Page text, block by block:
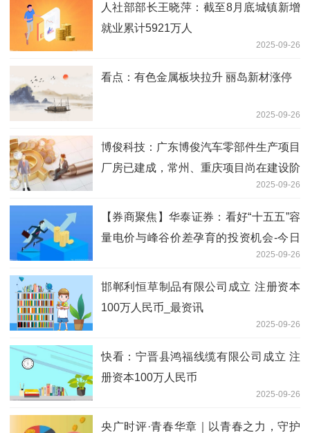
人社部部长王晓萍：截至8月底城镇新增
就业累计5921万人
2025-09-26
看点：有色金属板块拉升 丽岛新材涨停
2025-09-26
博俊科技：广东博俊汽车零部件生产项目
厂房已建成，常州、重庆项目尚在建设阶
2025-09-26
【券商聚焦】华泰证券：看好“十五五”容
量电价与峰谷价差孕育的投资机会-今日
2025-09-26
邯郸利恒草制品有限公司成立 注册资本
100万人民币_最资讯
2025-09-26
快看：宁晋县鸿福线缆有限公司成立 注
册资本100万人民币
2025-09-26
央广时评·青春华章｜以青春之力，守护